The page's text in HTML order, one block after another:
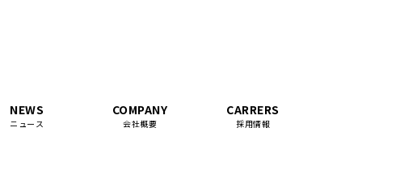
NEWS
ニュース
COMPANY
会社概要
CARRERS
採用情報